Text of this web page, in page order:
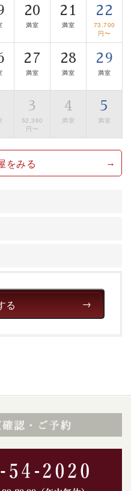
階段がございます。 予め
。
け流しの温泉の質を楽し
といやされるプライベー
バス
兼ガイドが諏訪大社をご
ので、ご利用ご希望の方
い。
ない日がございます
20
満室
21
満室
22
73,700
円〜
27
満室
28
満室
29
満室
3
52,360
円〜
4
満室
5
満室
をみる
る